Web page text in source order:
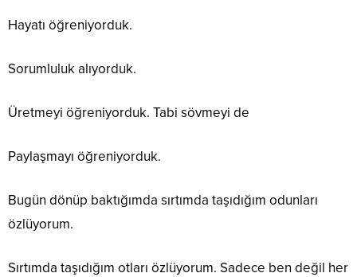
Hayatı öğreniyorduk.
Sorumluluk alıyorduk.
Üretmeyi öğreniyorduk. Tabi sövmeyi de
Paylaşmayı öğreniyorduk.
Bugün dönüp baktığımda sırtımda taşıdığım odunları
özlüyorum.
Sırtımda taşıdığım otları özlüyorum. Sadece ben değil her